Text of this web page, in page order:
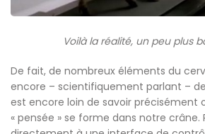
Voilà la réalité, un peu plus
De fait, de nombreux éléments du
encore – scientifiquement parlant –
est encore loin de savoir précisément
« pensée » se forme dans notre crâne.